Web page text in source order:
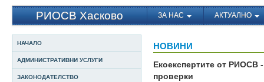
РИОСВ Хасково ЗА НАС АКТУАЛНО
НАЧАЛО
АДМИНИСТРАТИВНИ УСЛУГИ
ЗАКОНОДАТЕЛСТВО
НОВИНИ
Екоекспертите от РИОСВ
проверки